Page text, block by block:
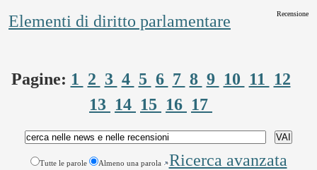
Elementi di diritto parlamentare Recensione
Pagine: 1 2 3 4 5 6 7 8 9 10 11
12
13 14 15 16 17
Tutte le parole Almeno una parola Ricerca avanzata